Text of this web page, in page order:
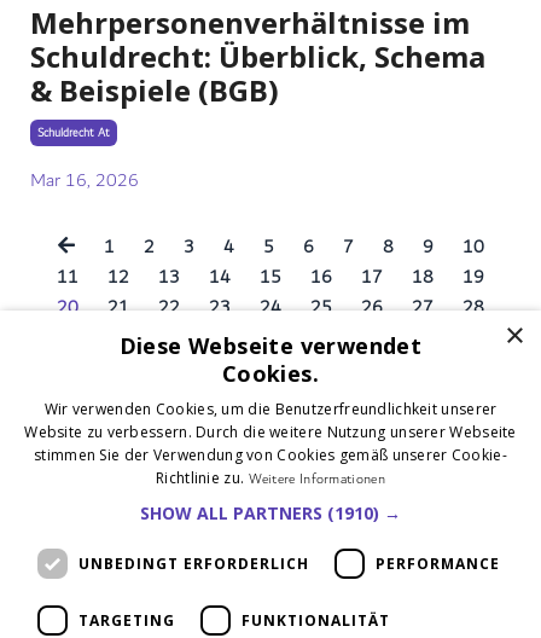
Mehrpersonenverhältnisse im
Schuldrecht: Überblick, Schema
& Beispiele (BGB)
Schuldrecht At
Mar 16, 2026
1 2 3 4 5 6 7 8 9
10
11
12 13 14 15 16 17 18
19
20
21 22 23 24 25 26 27
28
29
30
Kontakt Impressum
Verträge kündigen
Verträge widerrufen
×
Diese Webseite verwendet
Cookies.
Wir verwenden Cookies, um die Benutzerfreundlichkeit unserer
Website zu verbessern. Durch die weitere Nutzung unserer Webseite
stimmen Sie der Verwendung von Cookies gemäß unserer Cookie-
Richtlinie zu. Weitere Informationen
SHOW ALL PARTNERS (1910) →
UNBEDINGT ERFORDERLICH PERFORMANCE
TARGETING FUNKTIONALITÄT